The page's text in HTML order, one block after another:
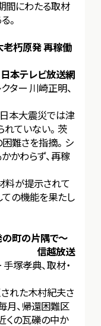
間にわたる取材
。
老朽原発 再稼働
日本テレビ放送網
ター 川崎正明、
本大震災では津
れていない。茨
難さを指摘。シ
かわらず、再稼
料が提示されて
ての機能を果たし
の町の片隅で～
信越放送
塚孝典、取材・
れた木村紀夫さ
月、帰還困難区
くの瓦礫の中か